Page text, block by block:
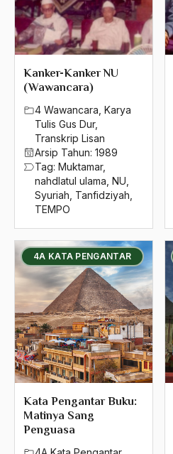
Kanker-Kanker NU
(Wawancara)
4 Wawancara Karya
Tulis Gus Dur,
Transkrip Lisan
Arsip Tahun: 1989
Tag: Muktamar,
nahdlatul ulama NU
Syuriah Tanfidziyah
TEMPO
4A KATA PENGANTAR
Kata Pengantar Buku:
Matinya Sang
Penguasa